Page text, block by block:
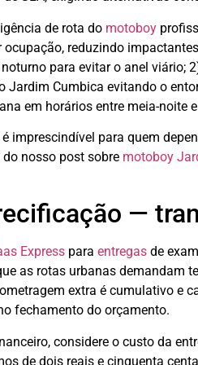
de rota do motoboy
reduzindo
para evitar o anel viário;
Jardim Cumbica evitando o
em horários entre meia-noite
imprescindível para quem
nosso post sobre motoboy
—
Express para entregas de
as rotas urbanas demandam
extra é cumulativo e
fechamento do orçamento.
considere o custo da
de dois reais e cinquenta